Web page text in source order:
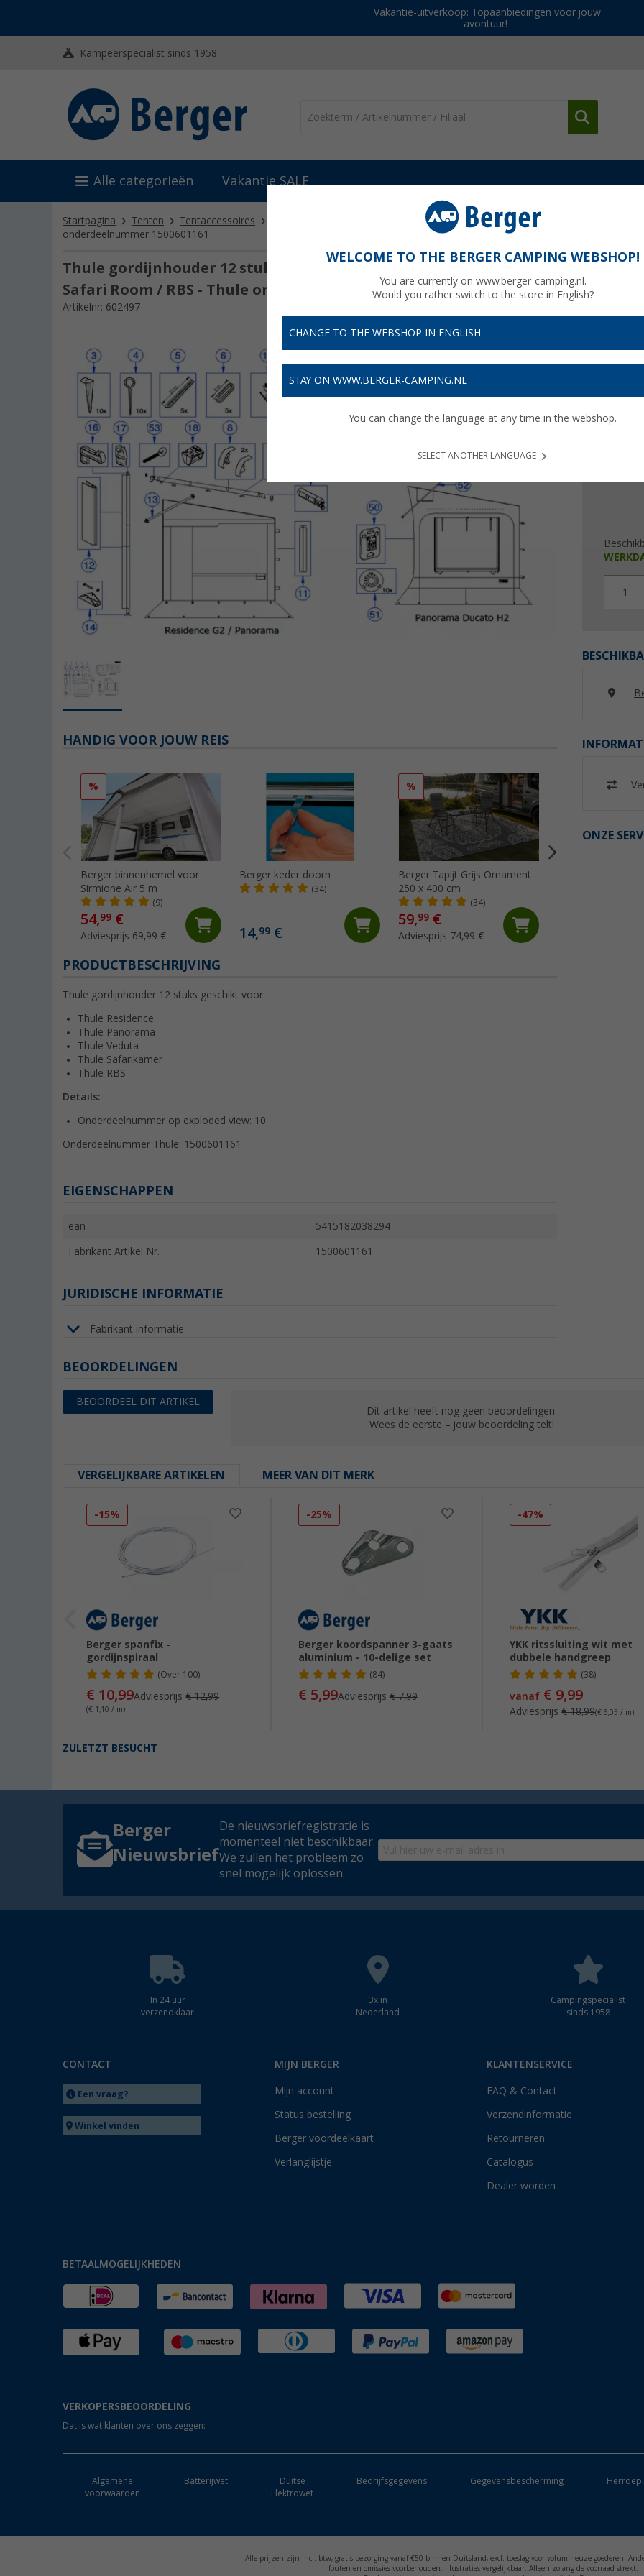
Vakantie-uitverkoop: Topaanbiedingen voor jouw
avontuur!
Kampeerspecialist sinds 1958
Alle categorieën Vakantie SALE
Startpagina Tenten Tentaccessoires
Thule gordijnhouder 12 stuks geschikt voor Residence
onderdeelnummer 1500601161
Thule gordijnhouder 12 stuks geschikt voor Residence / Panorama / Veduta /
Safari Room / RBS - Thule onderdeelnummer 1500601161
Artikelnr: 602497
€
1
ONZE
HANDIG VOOR JOUW REIS
%
Berger binnenhemel voor
Sirmione Air 5 m
(9)
54,99 €
Adviesprijs 69,99 €
Berger keder doorn
(34)
14,99 €
%
Berger Tapijt Grijs Ornament
250 x 400 cm
(34)
59,99 €
Adviesprijs 74,99 €
PRODUCTBESCHRIJVING
Thule gordijnhouder 12 stuks geschikt voor:
Thule Residence
Thule Panorama
Thule Veduta
Thule Safarikamer
Thule RBS
Details:
Onderdeelnummer op exploded view: 10
Onderdeelnummer Thule: 1500601161
EIGENSCHAPPEN
ean 5415182038294
Fabrikant Artikel Nr. 1500601161
JURIDISCHE INFORMATIE
Fabrikant informatie
BEOORDELINGEN
BEOORDEEL DIT ARTIKEL
Dit artikel heeft nog geen beoordelingen.
Wees de eerste – jouw beoordeling telt!
VERGELIJKBARE ARTIKELEN MEER VAN DIT MERK
-15%
Berger spanfix -
gordijnspiraal
(Over 100)
€ 10,99Adviesprijs€ 12,99
(€ 1,10 / m)
-25%
Berger koordspanner 3-gaats
aluminium - 10-delige set
(84)
€ 5,99Adviesprijs € 7,99
-47%
YKK ritssluiting wit met
dubbele handgreep
(38)
vanaf € 9,99
Adviesprijs€ 18,99(€ 6,05 / m)
ZULETZT BESUCHT
Berger
Nieuwsbrief
De nieuwsbriefregistratie is
momenteel niet beschikbaar.
We zullen het probleem zo
snel mogelijk oplossen.
In 24 uur
verzendklaar
3x in
Nederland
Campingspecialist
sinds 1958
CONTACT
Een vraag?
Winkel vinden
MIJN BERGER
Mijn account
Status bestelling
Berger voordeelkaart
Verlanglijstje
KLANTENSERVICE
FAQ & Contact
Verzendinformatie
Retourneren
Catalogus
Dealer worden
BETAALMOGELIJKHEDEN
VERKOPERSBEOORDELING
Dat is wat klanten over ons zeggen:
Algemene
voorwaarden
Batterijwet
Duitse
Elektrowet
Bedrijfsgegevens Gegevensbescherming
Alle prijzen zijn incl. btw, gratis bezorging vanaf €50 binnen Duitsland, excl. toeslag voor volumineuze goederen.
fouten en omissies voorbehouden. Illustraties vergelijkbaar. Alleen zolang de voorraad strekt.
WELCOME TO THE BERGER CAMPING WEBSHOP!
You are currently on www.berger-camping.nl.
Would you rather switch to the store in English?
CHANGE TO THE WEBSHOP IN ENGLISH
STAY ON WWW.BERGER-CAMPING.NL
You can change the language at any time in the webshop.
SELECT ANOTHER LANGUAGE